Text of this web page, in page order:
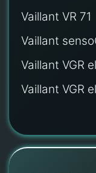
Vaillant VR 71
Vaillant
Vaillant VGR
Vaillant VGR